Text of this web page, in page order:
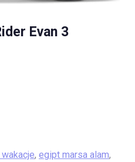
Evan 3
wakacje, egipt marsa alam,